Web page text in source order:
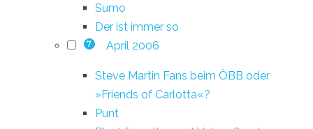
Sumo
Der ist immer so
7 April 2006
Steve Martin Fans beim ÖBB oder
»Friends of Carlotta«?
Punt